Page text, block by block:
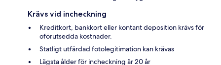
Krävs vid incheckning
Kreditkort, bankkort eller kontant deposition krävs för
oförutsedda kostnader.
Statligt utfärdad fotolegitimation kan krävas
Lägsta ålder för incheckning är 20 år